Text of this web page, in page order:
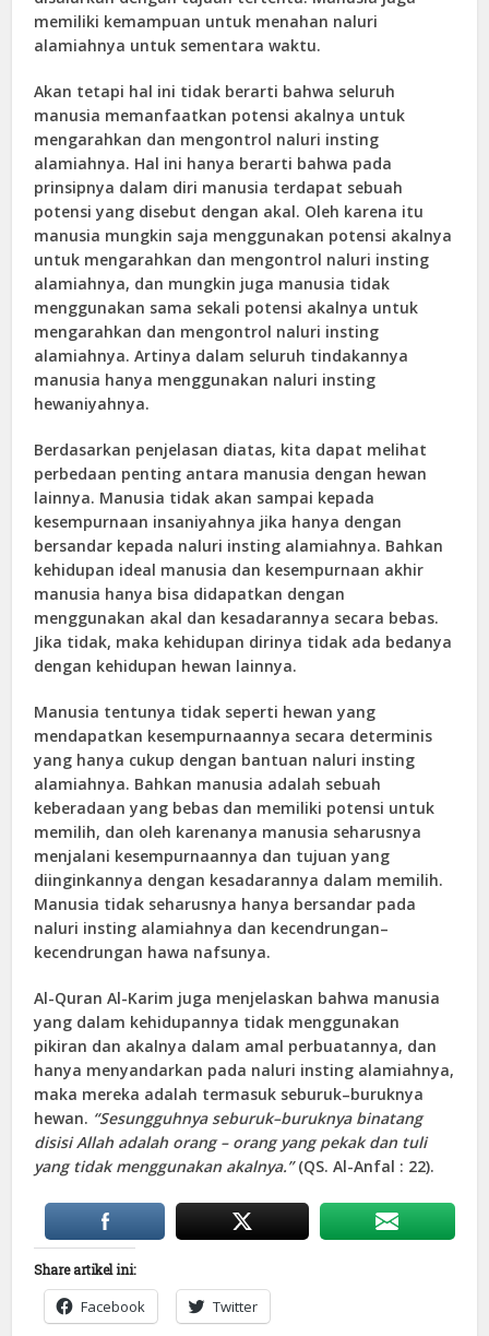
memiliki kemampuan untuk menahan naluri
alamiahnya untuk sementara waktu.
Akan tetapi hal ini tidak berarti bahwa seluruh
manusia memanfaatkan potensi akalnya untuk
mengarahkan dan mengontrol naluri insting
alamiahnya. Hal ini hanya berarti bahwa pada
prinsipnya dalam diri manusia terdapat sebuah
potensi yang disebut dengan akal. Oleh karena itu
manusia mungkin saja menggunakan potensi akalnya
untuk mengarahkan dan mengontrol naluri insting
alamiahnya, dan mungkin juga manusia tidak
menggunakan sama sekali potensi akalnya untuk
mengarahkan dan mengontrol naluri insting
alamiahnya. Artinya dalam seluruh tindakannya
manusia hanya menggunakan naluri insting
hewaniyahnya.
Berdasarkan penjelasan diatas, kita dapat melihat
perbedaan penting antara manusia dengan hewan
lainnya. Manusia tidak akan sampai kepada
kesempurnaan insaniyahnya jika hanya dengan
bersandar kepada naluri insting alamiahnya. Bahkan
kehidupan ideal manusia dan kesempurnaan akhir
manusia hanya bisa didapatkan dengan
menggunakan akal dan kesadarannya secara bebas.
Jika tidak, maka kehidupan dirinya tidak ada bedanya
dengan kehidupan hewan lainnya.
Manusia tentunya tidak seperti hewan yang
mendapatkan kesempurnaannya secara determinis
yang hanya cukup dengan bantuan naluri insting
alamiahnya. Bahkan manusia adalah sebuah
keberadaan yang bebas dan memiliki potensi untuk
memilih, dan oleh karenanya manusia seharusnya
menjalani kesempurnaannya dan tujuan yang
diinginkannya dengan kesadarannya dalam memilih.
Manusia tidak seharusnya hanya bersandar pada
naluri insting alamiahnya dan kecendrungan–
kecendrungan hawa nafsunya.
Al-Quran Al-Karim juga menjelaskan bahwa manusia
yang dalam kehidupannya tidak menggunakan
pikiran dan akalnya dalam amal perbuatannya, dan
hanya menyandarkan pada naluri insting alamiahnya,
maka mereka adalah termasuk seburuk–buruknya
hewan. “Sesungguhnya seburuk–buruknya binatang
disisi Allah adalah orang – orang yang pekak dan tuli
yang tidak menggunakan akalnya.”(QS. Al-Anfal : 22).
Share artikel ini:
Facebook Twitter